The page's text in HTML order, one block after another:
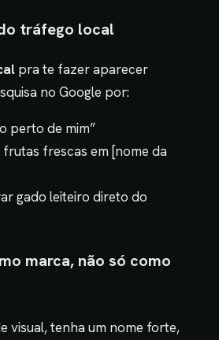
tráfego local
pra te fazer aparecer
no Google por:
perto de mim”
frescas em [nome da
gado leiteiro direto do
marca, não só como
visual, tenha um nome forte,